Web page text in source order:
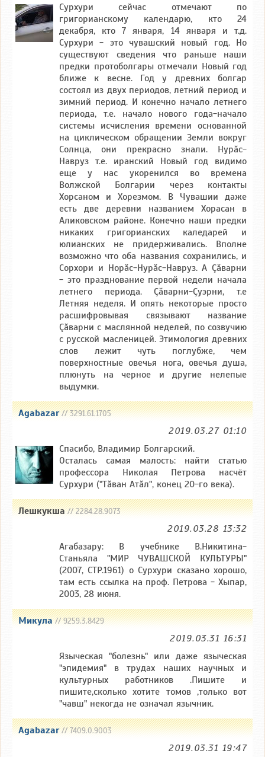
Сурхури сейчас отмечают по
григорианскому календарю, кто 24
декабря, кто 7 января, 14 января и т.д.
Сурхури - это чувашский новый год. Но
существуют сведения что раньше наши
предки протоболгары отмечали Новый год
ближе к весне. Год у древних болгар
состоял из двух периодов, летний период и
зимний период. И конечно начало летнего
периода, т.е. начало нового года-начало
системы исчисления времени основанной
на циклическом обращении Земли вокруг
Солнца, они прекрасно знали. Нурăс-
Навруз т.е. иранский Новый год видимо
еще у нас укоренился во времена
Волжской Болгарии через контакты
Хорсаном и Хорезмом. В Чувашии даже
есть две деревни названием Хорасан в
Аликовском районе. Конечно наши предки
никаких григорианских каледарей и
юлианских не придерживались. Вполне
возможно что оба названия сохранились, и
Сорхори и Норăс-Нурăс-Навруз. А Çăварни
- это празднование первой недели начала
летнего периода. Çăварни-Çуэрни, т.е
Летняя неделя. И опять некоторые просто
расшифровывая связывают название
Çăварни с маслянной неделей, по созвучию
с русской масленицей. Этимология древних
слов лежит чуть поглубже, чем
поверхностные овечья нога, овечья душа,
плюнуть на черное и другие нелепые
выдумки.
Agabazar// 3291.61.1705
2019.03.27 01:10
Спасибо, Владимир Болгарский.
Осталась самая малость: найти статью
профессора Николая Петрова насчёт
Сурхури ("Тăван Атăл", конец 20-го века).
Лешкукша// 2284.28.9073
2019.03.28 13:32
Агабазару: В учебнике В.Никитина-
Станьяла "МИР ЧУВАШСКОЙ КУЛЬТУРЫ"
(2007, СТР.1961) о Сурхури сказано хорошо,
там есть ссылка на проф. Петрова - Хыпар,
2003, 28 июня.
Микула// 9259.3.8429
2019.03.31 16:31
Языческая "болезнь" или даже языческая
"эпидемия" в трудах наших научных и
культурных работников .Пишите и
пишите,сколько хотите томов ,только вот
"чавш" некогда не означал язычник.
Agabazar// 7409.0.9003
2019.03.31 19:47